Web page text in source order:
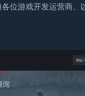
位游戏开发运营商、